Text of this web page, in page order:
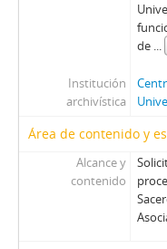
FMA -
de ...
Institución
archivística
Área de contenido y
Alcance y
contenido